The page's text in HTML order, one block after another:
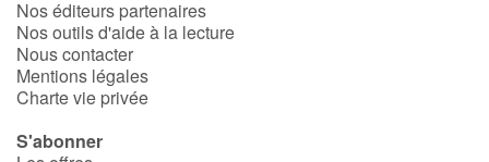
Nos éditeurs partenaires
Nos outils d'aide à la lecture
Nous contacter
Mentions légales
Charte vie privée
S'abonner